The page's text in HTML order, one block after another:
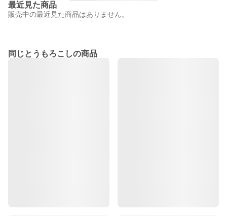
最近見た商品
販売中の最近見た商品はありません。
同じとうもろこしの商品